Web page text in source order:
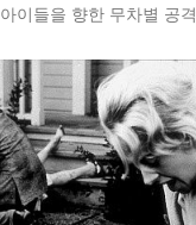
아이들을 향한 무차별 공격